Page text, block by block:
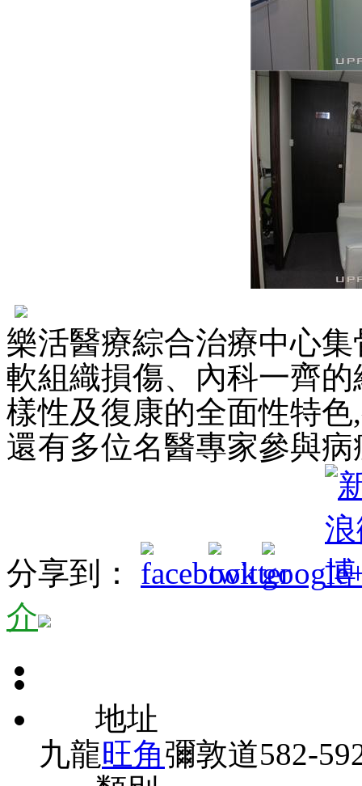
樂活醫療綜合治療中心
軟組織損傷、內科一齊
樣性及復康的全面性特
還有多位名醫專家參與
分享到：
介
地址
九龍旺角彌敦道582-